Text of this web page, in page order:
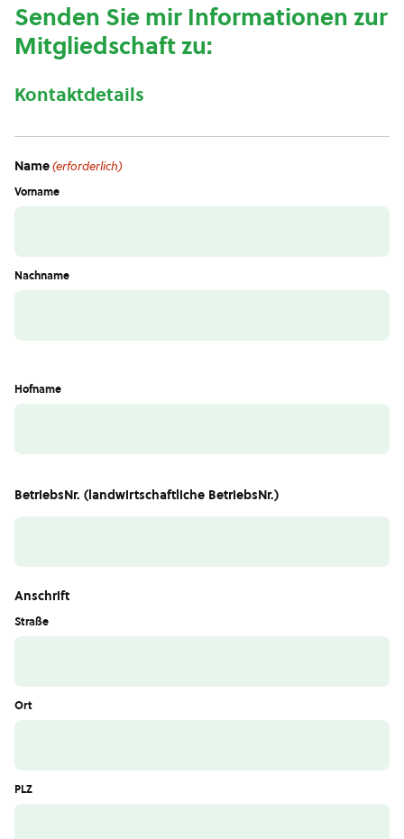
Senden Sie mir Informationen zur
Mitgliedschaft zu:
Kontaktdetails
Name(erforderlich)
Vorname
Nachname
Hofname
BetriebsNr. (landwirtschaftliche BetriebsNr.)
Anschrift
Straße
Ort
PLZ